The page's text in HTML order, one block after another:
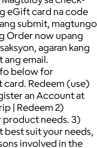
eGift card na code
submit, magtungo
Order now upang
agaran kang
ang email.
below for
Redeem (use)
an Account at
| Redeem 2)
product needs. 3)
suit your needs,
involved in the